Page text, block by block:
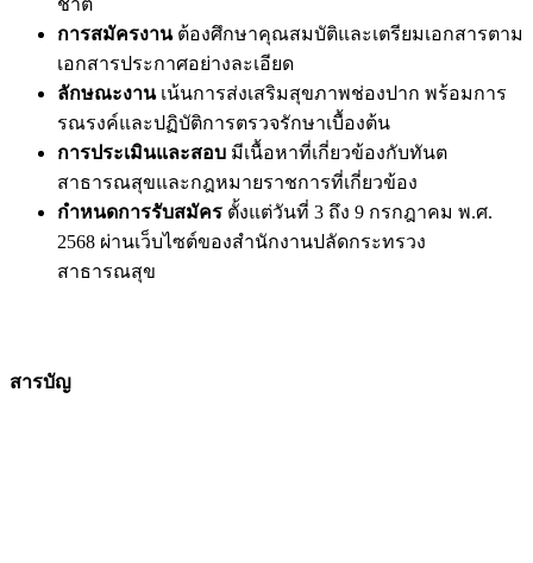
ชาติ
การสมัครงานต้องศึกษาคุณสมบัติและเตรียมเอกสารตาม
เอกสารประกาศอย่างละเอียด
ลักษณะงานเน้นการส่งเสริมสุขภาพช่องปาก พร้อมการ
รณรงค์และปฏิบัติการตรวจรักษาเบื้องต้น
การประเมินและสอบ มีเนื้อหาที่เกี่ยวข้องกับทันต
สาธารณสุขและกฎหมายราชการที่เกี่ยวข้อง
กำหนดการรับสมัคร ตั้งแต่วันที่ 3 ถึง 9 กรกฎาคม พ.ศ.
2568 ผ่านเว็บไซต์ของสำนักงานปลัดกระทรวง
สาธารณสุข
สารบัญ